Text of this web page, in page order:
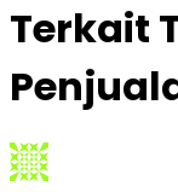
Terkait